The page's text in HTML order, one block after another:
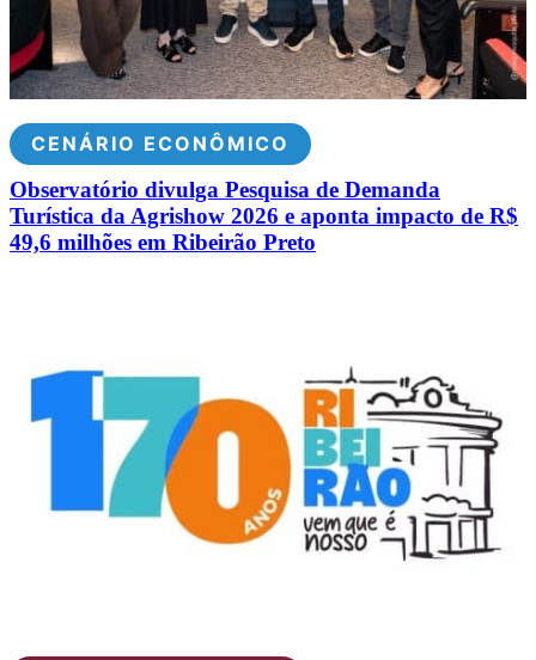
CENÁRIO ECONÔMICO
Observatório divulga Pesquisa de Demanda
Turística da Agrishow 2026 e aponta impacto de R$
49,6 milhões em Ribeirão Preto